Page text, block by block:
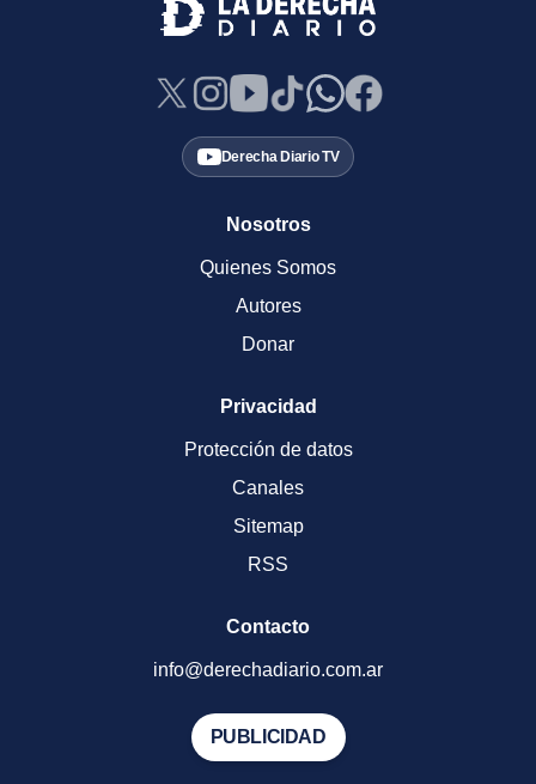
Derecha Diario TV
Nosotros
Quienes Somos
Autores
Donar
Privacidad
Protección de datos
Canales
Sitemap
RSS
Contacto
info@derechadiario.com.ar
PUBLICIDAD